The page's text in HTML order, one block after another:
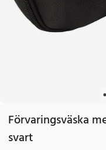
Förvaringsväska
svart